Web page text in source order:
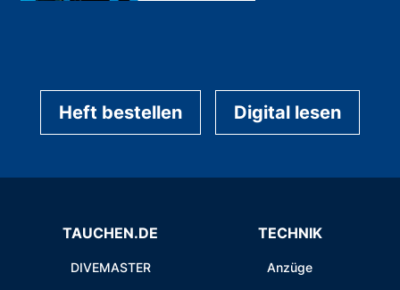
Heft bestellen Digital lesen
TAUCHEN.DE
DIVEMASTER
TECHNIK
Anzüge